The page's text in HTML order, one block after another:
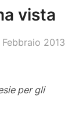
vista
Febbraio 2013
per gli